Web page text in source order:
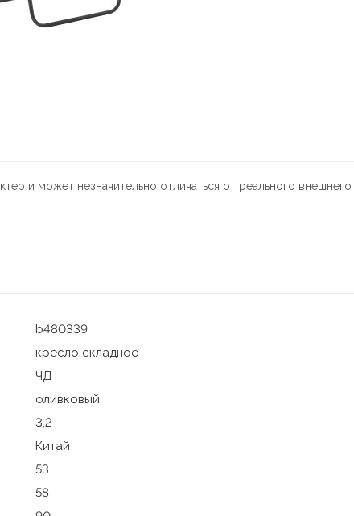
и может незначительно отличаться от реального внешнего
b480339
кресло складное
ЧД
оливковый
3,2
Китай
53
58